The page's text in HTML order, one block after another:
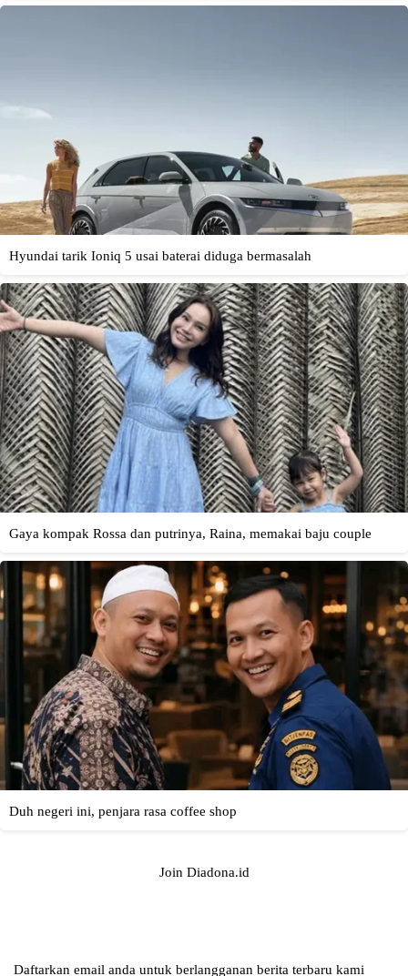
Join Diadona.id
Daftarkan email anda untuk berlangganan berita terbaru kami